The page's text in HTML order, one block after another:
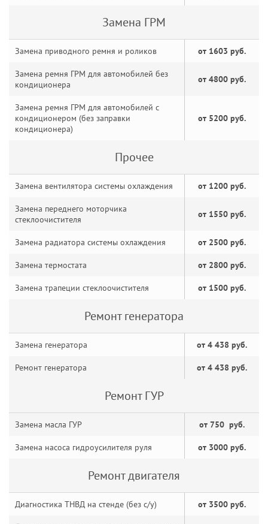
Замена ГРМ
Замена приводного ремня и роликов от 1603 руб.
Замена ремня ГРМ для автомобилей без
кондиционера
от 4800 руб.
Замена ремня ГРМ для автомобилей с
кондиционером (без заправки
кондиционера)
от 5200 руб.
Прочее
Замена вентилятора системы охлаждения от 1200 руб.
Замена переднего моторчика
стеклоочистителя
от 1550 руб.
Замена радиатора системы охлаждения от 2500 руб.
Замена термостата от 2800 руб.
Замена трапеции стеклоочистителя от 1500 руб.
Ремонт генератора
Замена генератора от 4 438 руб.
Ремонт генератора от 4 438 руб.
Ремонт ГУР
Замена масла ГУР от 750 руб.
Замена насоса гидроусилителя руля от 3000 руб.
Ремонт двигателя
Диагностика ТНВД на стенде (без с/у) от 3500 руб.